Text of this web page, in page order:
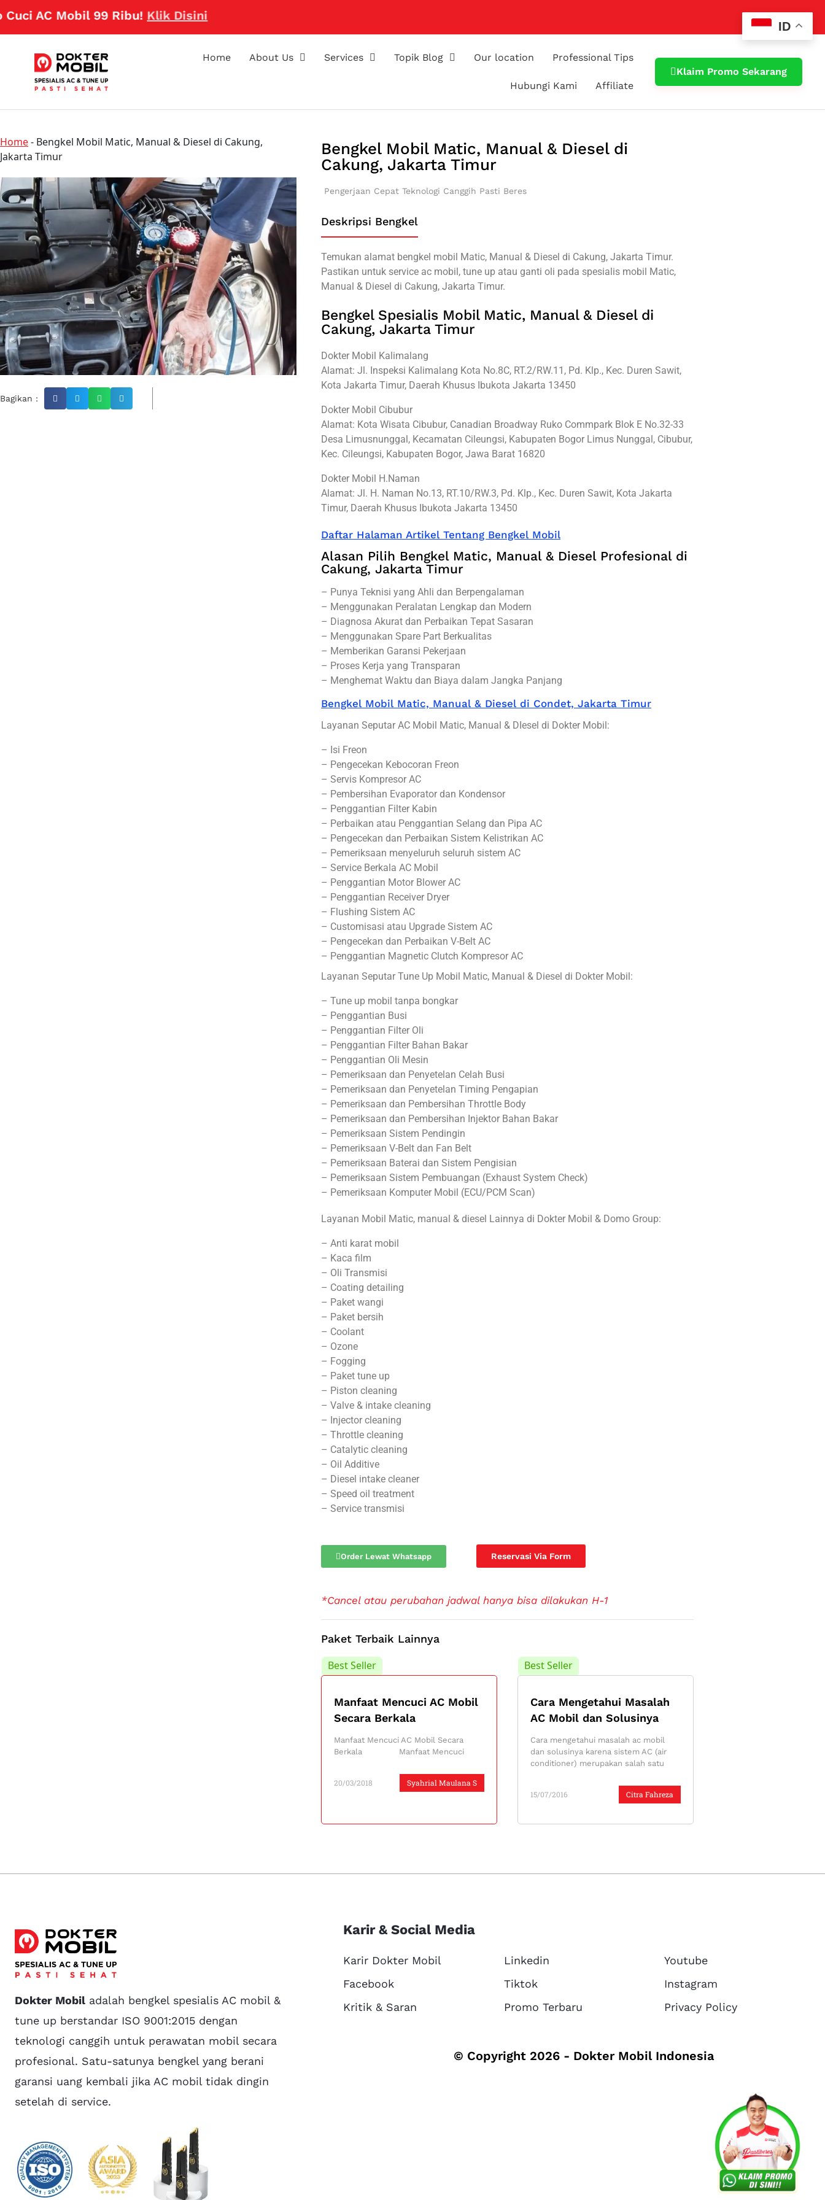
Mobil 99 Ribu! Klik Disini
Home About Us Services Topik Blog Our location Professional Tips
Hubungi Kami Affiliate
Klaim Promo Sekarang
Home- Bengkel Mobil Matic, Manual & Diesel di Cakung,
Jakarta Timur
Bagikan :
Bengkel Mobil Matic, Manual & Diesel di
Cakung, Jakarta Timur
Pengerjaan Cepat Teknologi Canggih Pasti Beres
Deskripsi Bengkel
Temukan alamat bengkel mobil Matic, Manual & Diesel di Cakung, Jakarta Timur.
Pastikan untuk service ac mobil, tune up atau ganti oli pada spesialis mobil Matic,
Manual & Diesel di Cakung, Jakarta Timur.
Bengkel Spesialis Mobil Matic, Manual & Diesel di
Cakung, Jakarta Timur
Dokter Mobil Kalimalang
Alamat: Jl. Inspeksi Kalimalang Kota No.8C, RT.2/RW.11, Pd. Klp., Kec. Duren Sawit,
Kota Jakarta Timur, Daerah Khusus Ibukota Jakarta 13450
Dokter Mobil Cibubur
Alamat: Kota Wisata Cibubur, Canadian Broadway Ruko Commpark Blok E No.32-33
Desa Limusnunggal, Kecamatan Cileungsi, Kabupaten Bogor Limus Nunggal, Cibubur,
Kec. Cileungsi, Kabupaten Bogor, Jawa Barat 16820
Dokter Mobil H.Naman
Alamat: Jl. H. Naman No.13, RT.10/RW.3, Pd. Klp., Kec. Duren Sawit, Kota Jakarta
Timur, Daerah Khusus Ibukota Jakarta 13450
Daftar Halaman Artikel Tentang Bengkel Mobil
Alasan Pilih Bengkel Matic, Manual & Diesel Profesional di
Cakung, Jakarta Timur
– Punya Teknisi yang Ahli dan Berpengalaman
– Menggunakan Peralatan Lengkap dan Modern
– Diagnosa Akurat dan Perbaikan Tepat Sasaran
– Menggunakan Spare Part Berkualitas
– Memberikan Garansi Pekerjaan
– Proses Kerja yang Transparan
– Menghemat Waktu dan Biaya dalam Jangka Panjang
Bengkel Mobil Matic, Manual & Diesel di Condet, Jakarta Timur
Layanan Seputar AC Mobil Matic, Manual & DIesel di Dokter Mobil:
– Isi Freon
– Pengecekan Kebocoran Freon
– Servis Kompresor AC
– Pembersihan Evaporator dan Kondensor
– Penggantian Filter Kabin
– Perbaikan atau Penggantian Selang dan Pipa AC
– Pengecekan dan Perbaikan Sistem Kelistrikan AC
– Pemeriksaan menyeluruh seluruh sistem AC
– Service Berkala AC Mobil
– Penggantian Motor Blower AC
– Penggantian Receiver Dryer
– Flushing Sistem AC
– Customisasi atau Upgrade Sistem AC
– Pengecekan dan Perbaikan V-Belt AC
– Penggantian Magnetic Clutch Kompresor AC
Layanan Seputar Tune Up Mobil Matic, Manual & Diesel di Dokter Mobil:
– Tune up mobil tanpa bongkar
– Penggantian Busi
– Penggantian Filter Oli
– Penggantian Filter Bahan Bakar
– Penggantian Oli Mesin
– Pemeriksaan dan Penyetelan Celah Busi
– Pemeriksaan dan Penyetelan Timing Pengapian
– Pemeriksaan dan Pembersihan Throttle Body
– Pemeriksaan dan Pembersihan Injektor Bahan Bakar
– Pemeriksaan Sistem Pendingin
– Pemeriksaan V-Belt dan Fan Belt
– Pemeriksaan Baterai dan Sistem Pengisian
– Pemeriksaan Sistem Pembuangan (Exhaust System Check)
– Pemeriksaan Komputer Mobil (ECU/PCM Scan)
Layanan Mobil Matic, manual & diesel Lainnya di Dokter Mobil & Domo Group:
– Anti karat mobil
– Kaca film
– Oli Transmisi
– Coating detailing
– Paket wangi
– Paket bersih
– Coolant
– Ozone
– Fogging
– Paket tune up
– Piston cleaning
– Valve & intake cleaning
– Injector cleaning
– Throttle cleaning
– Catalytic cleaning
– Oil Additive
– Diesel intake cleaner
– Speed oil treatment
– Service transmisi
Order Lewat Whatsapp Reservasi Via Form
*Cancel atau perubahan jadwal hanya bisa dilakukan H-1
Paket Terbaik Lainnya
Best Seller
Manfaat Mencuci AC Mobil
Secara Berkala
Syahrial Maulana S
20/03/2018
Manfaat Mencuci AC Mobil Secara
Berkala Manfaat Mencuci
Best Seller
Cara Mengetahui Masalah
AC Mobil dan Solusinya
Citra Fahreza
15/07/2016
Cara mengetahui masalah ac mobil
dan solusinya karena sistem AC (air
conditioner) merupakan salah satu
Dokter Mobil adalah bengkel spesialis AC mobil &
tune up berstandar ISO 9001:2015 dengan
teknologi canggih untuk perawatan mobil secara
profesional. Satu-satunya bengkel yang berani
garansi uang kembali jika AC mobil tidak dingin
setelah di service.
Karir & Social Media
Karir Dokter Mobil Linkedin
Youtube
Facebook
Tiktok
Instagram
Kritik & Saran
Promo Terbaru Privacy Policy
© Copyright 2026 - Dokter Mobil Indonesia
ID